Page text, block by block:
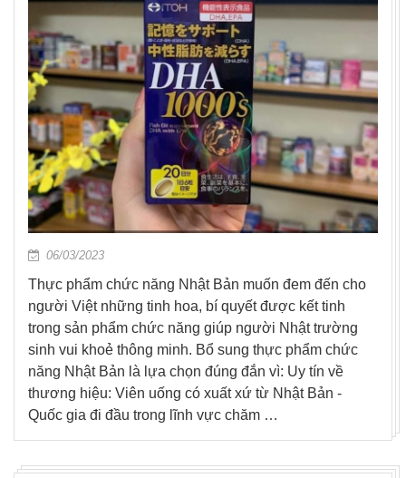
06/03/2023
Thực phẩm chức năng Nhật Bản muốn đem đến cho
người Việt những tinh hoa, bí quyết được kết tinh
trong sản phẩm chức năng giúp người Nhật trường
sinh vui khoẻ thông minh. Bổ sung thực phẩm chức
năng Nhật Bản là lựa chọn đúng đắn vì: Uy tín về
thương hiệu: Viên uống có xuất xứ từ Nhật Bản -
Quốc gia đi đầu trong lĩnh vực chăm …